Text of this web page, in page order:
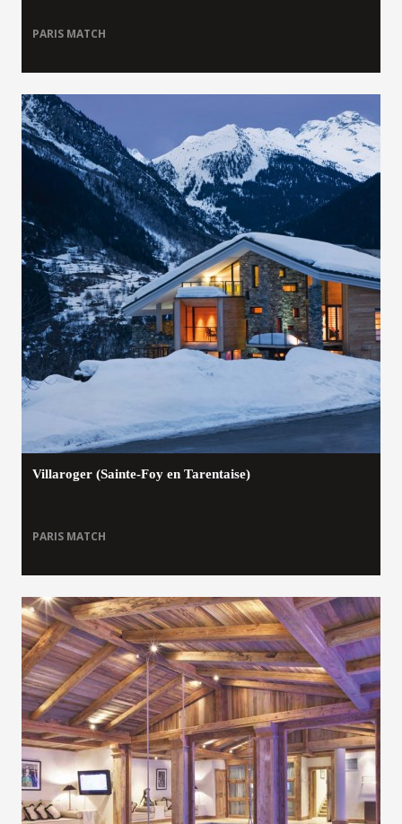
PARIS MATCH
Villaroger (Sainte-Foy en Tarentaise)
PARIS MATCH